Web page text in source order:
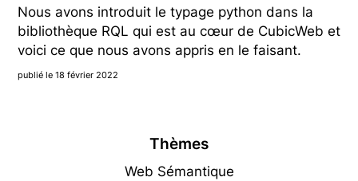
Nous avons introduit le typage python dans la
bibliothèque RQL qui est au cœur de CubicWeb et
voici ce que nous avons appris en le faisant.
publié le 18 février 2022
Thèmes
Web Sémantique